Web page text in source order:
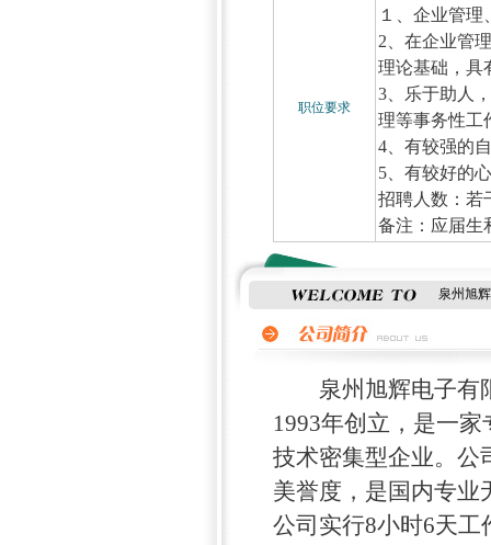
职位要求
１、企业管
2、在企业管
理论基础，具
3、乐于助人
理等事务性工
4、有较强的
5、有较好的
招聘人数：若
备注：应届生
泉州旭
泉州旭辉电子有
1993年创立，是一
技术密集型企业。公
美誉度，是国内专业
公司实行8小时6天工